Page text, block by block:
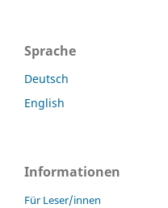
Sprache
Deutsch
English
Informationen
Für Leser/innen